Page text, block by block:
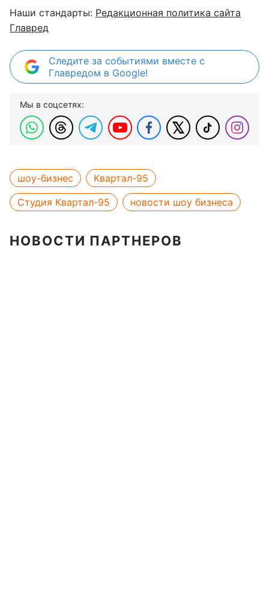
Наши стандарты: Редакционная политика сайта
Главред
Следите за событиями вместе с
Главредом в Google!
Мы в соцсетях:
шоу-бизнес
Квартал-95
Студия Квартал-95
новости шоу бизнеса
НОВОСТИ ПАРТНЕРОВ